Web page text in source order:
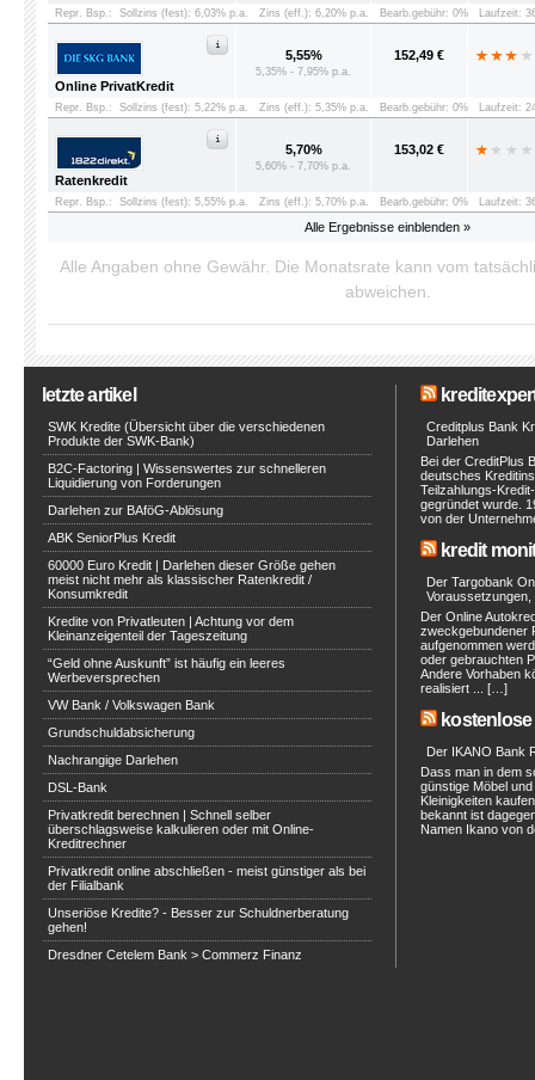
Alle Ergebnisse einblenden »
Repr. Bsp.: Sollzins (fest): 6,03% p.a. Zins (eff.): 6,20% p.a. Bearb.gebühr: 0% Laufzeit:
Online PrivatKredit
5,55%
5,35% - 7,95% p.a.
152,49 €
Repr. Bsp.: Sollzins (fest): 5,22% p.a. Zins (eff.): 5,35% p.a. Bearb.gebühr: 0% Laufzeit:
Ratenkredit
5,70%
5,60% - 7,70% p.a.
153,02 €
Repr. Bsp.: Sollzins (fest): 5,55% p.a. Zins (eff.): 5,70% p.a. Bearb.gebühr: 0% Laufzeit:
Alle Angaben ohne Gewähr. Die Monatsrate kann vom
abweichen.
letzte artikel
SWK Kredite (Übersicht über die verschiedenen
Produkte der SWK-Bank)
B2C-Factoring | Wissenswertes zur schnelleren
Liquidierung von Forderungen
Darlehen zur BAföG-Ablösung
ABK SeniorPlus Kredit
60000 Euro Kredit | Darlehen dieser Größe gehen
meist nicht mehr als klassischer Ratenkredit /
Konsumkredit
Kredite von Privatleuten | Achtung vor dem
Kleinanzeigenteil der Tageszeitung
“Geld ohne Auskunft” ist häufig ein leeres
Werbeversprechen
VW Bank / Volkswagen Bank
Grundschuldabsicherung
Nachrangige Darlehen
DSL-Bank
Privatkredit berechnen | Schnell selber
überschlagsweise kalkulieren oder mit Online-
Kreditrechner
Privatkredit online abschließen - meist günstiger als bei
der Filialbank
Unseriöse Kredite? - Besser zur Schuldnerberatung
gehen!
Dresdner Cetelem Bank > Commerz Finanz
Creditplus Bank
Darlehen
Bei der CreditPlus
deutsches
Teilzahlungs-
gegründet wurde.
von der
kredit
Der Targobank
Voraussetzungen,
Der Online
zweckgebundener
aufgenommen
oder gebrauchten
Andere Vorhaben
realisiert ... […]
Der IKANO Bank
Dass man in dem
günstige Möbel
Kleinigkeiten
bekannt ist
Namen Ikano von